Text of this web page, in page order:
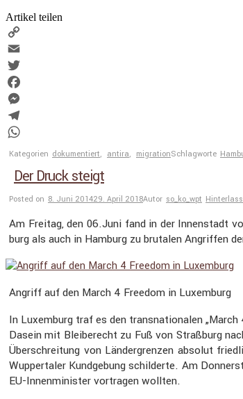
Artikel teilen
Copy
Link
Email
Twitter
Facebook
Messenger
Telegram
WhatsApp
Kategorien dokumentiert, antira, migrationSchlagworte
Der Druck steigt
Posted on 8. Juni 201429. April 2018Autor so_ko_wpt
Am Freitag, den 06.Juni fand in der Innen­stadt
burg als auch in Hamburg zu brutalen Angriffen
Angriff auf den March 4 Freedom in Luxem­burg
In Luxem­burg traf es den trans­na­tio­nalen
Dasein mit Bleibe­recht zu Fuß von Straß­burg
Überschrei­tung von Länder­grenzen absolut
Wupper­taler Kundge­bung schil­derte. Am
EU-Innen­mi­nister vortragen wollten.